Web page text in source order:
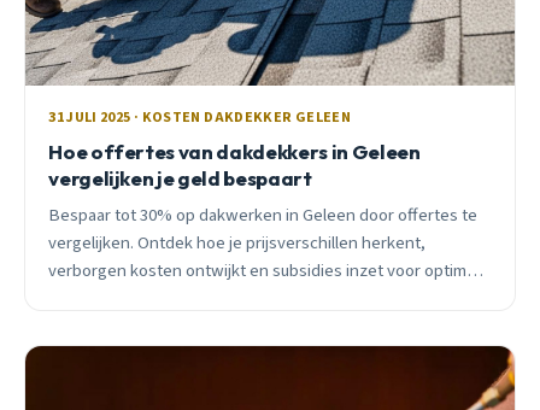
31 JULI 2025 · KOSTEN DAKDEKKER GELEEN
Hoe offertes van dakdekkers in Geleen
vergelijken je geld bespaart
Bespaar tot 30% op dakwerken in Geleen door offertes te
vergelijken. Ontdek hoe je prijsverschillen herkent,
verborgen kosten ontwijkt en subsidies inzet voor optimale